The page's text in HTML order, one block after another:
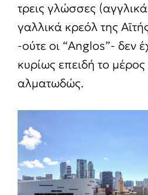
τρεις γλώσσες
γαλλικά κρεόλ της
-ούτε οι “Anglos”- δεν
κυρίως επειδή το
αλματωδώς.